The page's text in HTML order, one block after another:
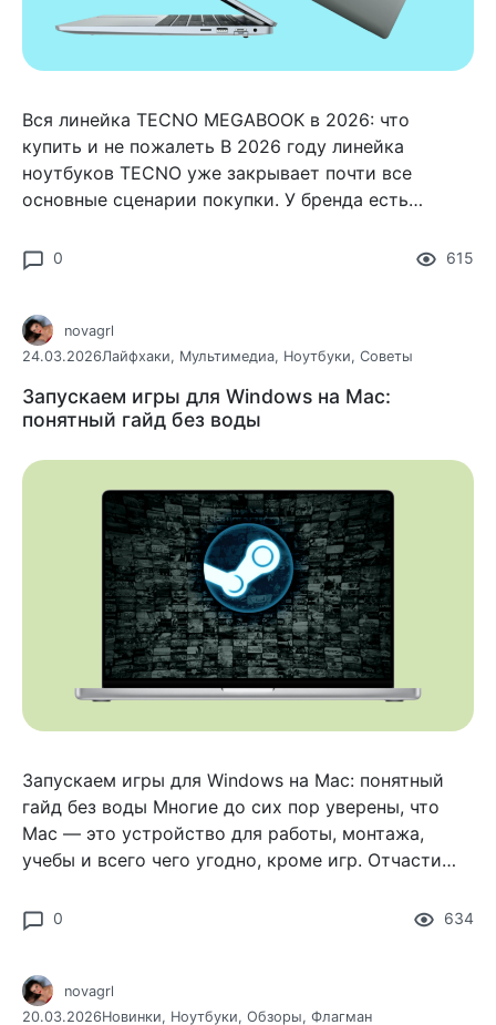
Вся линейка TECNO MEGABOOK в 2026: что
купить и не пожалеть В 2026 году линейка
ноутбуков TECNO уже закрывает почти все
основные сценарии покупки. У бренда есть
рабочие решения с 16-дюймовым
615
0
novagrl
24.03.2026Лайфхаки, Мультимедиа, Ноутбуки, Советы
Запускаем игры для Windows на Mac:
понятный гайд без воды
Запускаем игры для Windows на Mac: понятный
гайд без воды Многие до сих пор уверены, что
Mac — это устройство для работы, монтажа,
учебы и всего чего угодно, кроме игр. Отчасти
релизов действительно
634
0
novagrl
20.03.2026Новинки, Ноутбуки, Обзоры, Флагман